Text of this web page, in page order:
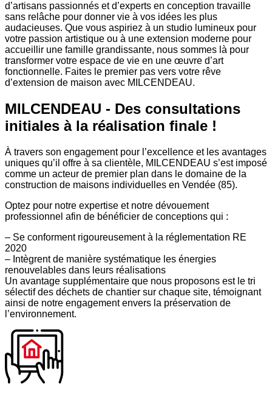
d’artisans passionnés et d’experts en conception travaille
sans relâche pour donner vie à vos idées les plus
audacieuses. Que vous aspiriez à un studio lumineux pour
votre passion artistique ou à une extension moderne pour
accueillir une famille grandissante, nous sommes là pour
transformer votre espace de vie en une œuvre d’art
fonctionnelle. Faites le premier pas vers votre rêve
d’extension de maison avec MILCENDEAU.
MILCENDEAU - Des consultations
initiales à la réalisation finale !
À travers son engagement pour l’excellence et les avantages
uniques qu’il offre à sa clientèle, MILCENDEAU s’est imposé
comme un acteur de premier plan dans le domaine de la
construction de maisons individuelles en Vendée (85).
Optez pour notre expertise et notre dévouement
professionnel afin de bénéficier de conceptions qui :
– Se conforment rigoureusement à la réglementation RE
2020
– Intègrent de manière systématique les énergies
renouvelables dans leurs réalisations
Un avantage supplémentaire que nous proposons est le tri
sélectif des déchets de chantier sur chaque site, témoignant
ainsi de notre engagement envers la préservation de
l’environnement.